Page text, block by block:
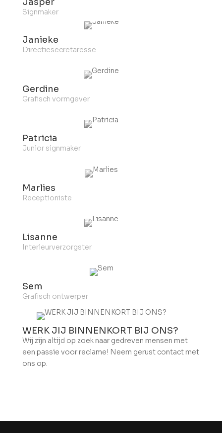
Signmaker
Janieke
Directiesecretaresse
Gerdine
Grafisch vormgever
Patricia
Junior signmaker
Marlies
Receptioniste
Lisanne
Interieurverzorgster
Sem
Grafisch ontwerper
WERK JIJ BINNENKORT BIJ ONS?
Wij zijn altijd op zoek naar gedreven mensen met
een passie voor reclame! Neem gerust contact met
ons op.